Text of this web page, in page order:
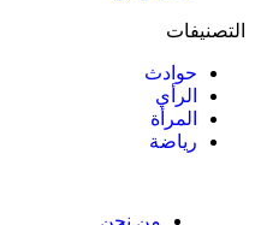
التصنيفات
حوادث
الرأي
المرأة
رياضة
من نحن